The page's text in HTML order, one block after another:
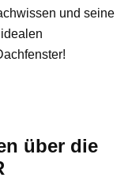
und seine
über die